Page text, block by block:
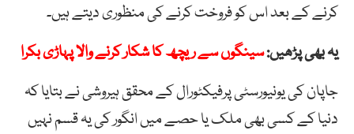
کرنے کے بعد اس کو فروخت کرنے کی منظوری دیتے ہیں۔
یہ بھی پڑھیں:سینگوں سے ریچھ کا شکار کرنے والا پہاڑی بکرا
جاپان کی یونیورسٹی پرفیکٹورال کے محقق ہیروشی نے بتایا کہ
دنیا کے کسی بھی ملک یا حصے میں انگور کی یہ قسم نہیں